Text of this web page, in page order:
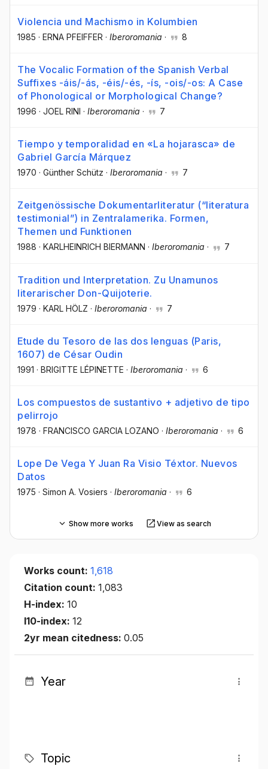
Violencia und Machismo in Kolumbien
1985 · ERNA PFEIFFER · Iberoromania · 8
The Vocalic Formation of the Spanish Verbal
Suffixes -áis/-ás, -éis/-és, -ís, -ois/-os: A Case
of Phonological or Morphological Change?
1996 · JOEL RINI · Iberoromania · 7
Tiempo y temporalidad en «La hojarasca» de
Gabriel García Márquez
1970 · Günther Schütz · Iberoromania · 7
Zeitgenössische Dokumentarliteratur (“literatura
testimonial”) in Zentralamerika. Formen,
Themen und Funktionen
1988 · KARLHEINRICH BIERMANN · Iberoromania · 7
Tradition und Interpretation. Zu Unamunos
literarischer Don-Quijoterie.
1979 · KARL HÖLZ · Iberoromania · 7
Etude du Tesoro de las dos lenguas (Paris,
1607) de César Oudin
1991 · BRIGITTE LÉPINETTE · Iberoromania · 6
Los compuestos de sustantivo + adjetivo de tipo
pelirrojo
1978 · FRANCISCO GARCIA LOZANO · Iberoromania · 6
Lope De Vega Y Juan Ra Visio Téxtor. Nuevos
Datos
1975 · Simon A. Vosiers · Iberoromania · 6
Show more works View as search
Works count: 1,618
Citation count: 1,083
H-index: 10
I10-index: 12
2yr mean citedness: 0.05
Year
Topic